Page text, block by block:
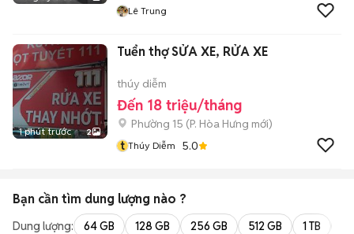
Lê Trung
1 phút trước 2
Tuển thợ SỬA XE, RỬA XE
thúy diễm
Đến 18 triệu/tháng
Phường 15 (P. Hòa Hưng mới)
t Thúy Diễm 5.0
Bạn cần tìm dung lượng nào ?
Dung lượng: 64 GB 128 GB 256 GB 512 GB 1 TB